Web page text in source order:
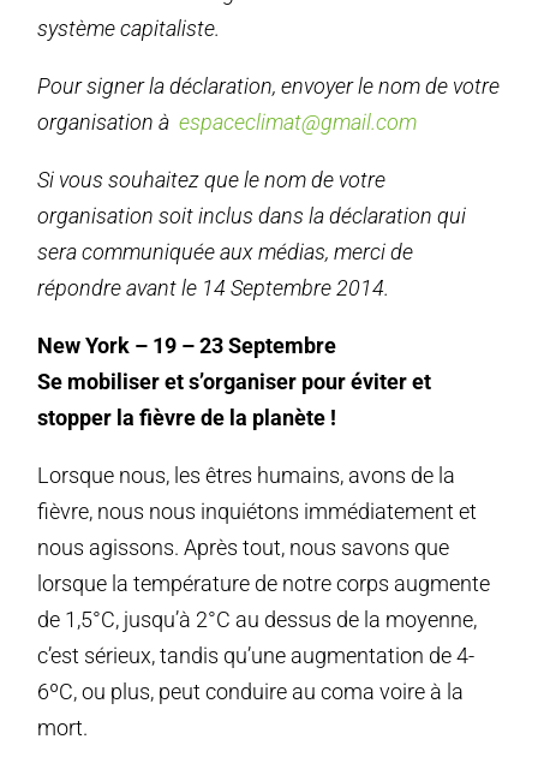
système capitaliste.
Pour signer la déclaration, envoyer le nom de votre
organisation àespaceclimat@gmail.com
Si vous souhaitez que le nom de votre
organisation soit inclus dans la déclaration qui
sera communiquée aux médias, merci de
répondre avant le 14 Septembre 2014.
New York – 19 – 23 Septembre
Se mobiliser et s’organiser pour éviter et
stopper la fièvre de la planète !
Lorsque nous, les êtres humains, avons de la
fièvre, nous nous inquiétons immédiatement et
nous agissons. Après tout, nous savons que
lorsque la température de notre corps augmente
de 1,5°C, jusqu’à 2°C au dessus de la moyenne,
c’est sérieux, tandis qu’une augmentation de 4-
6ºC, ou plus, peut conduire au coma voire à la
mort.